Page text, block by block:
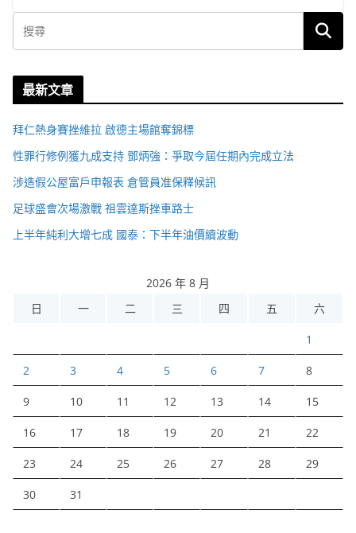
最新文章
拜仁熱身賽挫維拉 啟德主場館奪錦標
性罪行修例獲九成支持 鄧炳強：爭取今屆任期內完成立法
涉造假公屋富戶申報表 倉管員准保釋候訊
足球盛會次場激戰 祖雲達斯挫車路士
上半年純利大增七成 國泰：下半年油價續波動
2026 年 8 月
日
一 二 三 四 五 六
1
2 3 4 5 6 7 8
9 10 11 12 13 14 15
16 17 18 19 20 21 22
23 24 25 26 27 28 29
30 31